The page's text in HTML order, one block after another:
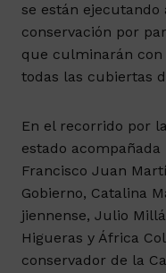
se están
conservación por
que culminarán
todas las cubiertas
En el recorrido por
estado acompañada
Francisco Juan
Gobierno, Catalina
jiennense, Julio
Higueras y África
conservador de la